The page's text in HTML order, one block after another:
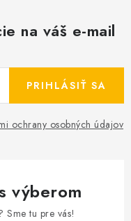
na váš e-mail
ochrany osobných údajov
PRIHLÁSIŤ SA
výberom
Sme tu pre vás!